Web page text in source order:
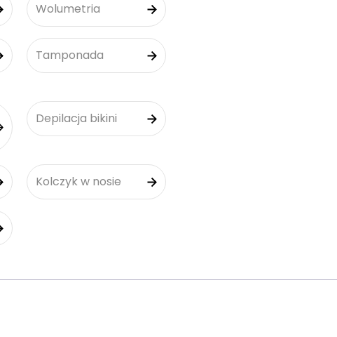
Wolumetria
Tamponada
Depilacja bikini
Kolczyk w nosie